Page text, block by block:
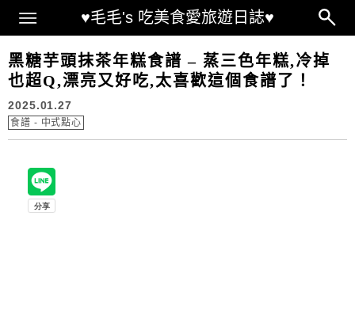
♥毛毛's 吃美食愛旅遊日誌♥
Main Menu
黑糖芋頭抹茶年糕食譜 – 蒸三色年糕,冷掉
也超Q,漂亮又好吃,太喜歡這個食譜了！
2025.01.27
食譜 - 中式點心